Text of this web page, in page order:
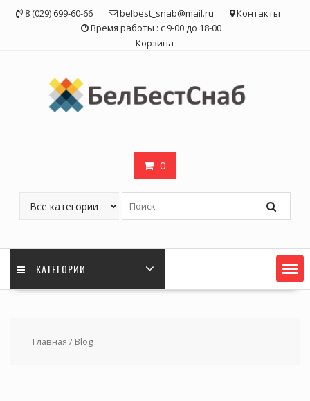
8 (029) 699-60-66 belbest_snab@mail.ru
Контакты
Время работы : с 9-00 до 18-00
Корзина
0
КАТЕГОРИИ
Главная / Blog